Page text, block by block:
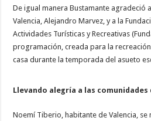
De igual manera Bustamante agradeció
Valencia, Alejandro Marvez, y a la
Actividades Turísticas y Recreativas
programación, creada para la
casa durante la temporada del asueto
Llevando alegría a las comunidades
Noemí Tiberio, habitante de Valencia,